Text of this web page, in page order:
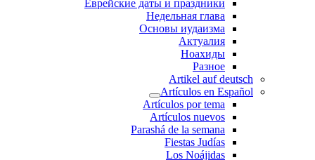
Еврейские даты и праздники
Недельная глава
Основы иудаизма
Актуалия
Ноахиды
Разное
Artikel auf deutsch
Artículos en Español
Artículos por tema
Artículos nuevos
Parashá de la semana
Fiestas Judías
Los Noájidas